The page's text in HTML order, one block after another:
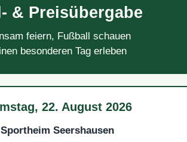
& Preisübergabe
feiern, Fußball schauen
besonderen Tag erleben
22. August 2026
Sportheim Seershausen